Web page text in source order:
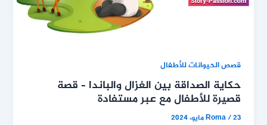
قصص الحيوانات للأطفال
حكاية الصداقة بين الغزال والباندا – قصة
قصيرة للأطفال مع عبر مستفادة
Roma/23 مايو، 2024